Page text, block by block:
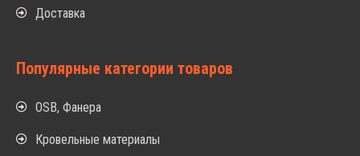
Доставка
Популярные категории товаров
OSB, Фанера
Кровельные материалы